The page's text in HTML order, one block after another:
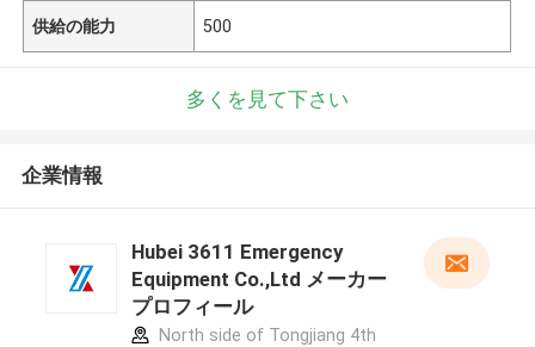
供給の能力 500
多くを見て下さい
企業情報
Hubei 3611 Emergency
Equipment Co.,Ltd メーカー
プロフィール
North side of Tongjiang 4th